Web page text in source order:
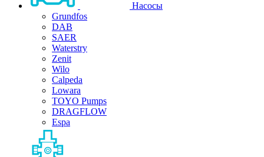
Насосы
Grundfos
DAB
SAER
Waterstry
Zenit
Wilo
Calpeda
Lowara
TOYO Pumps
DRAGFLOW
Espa